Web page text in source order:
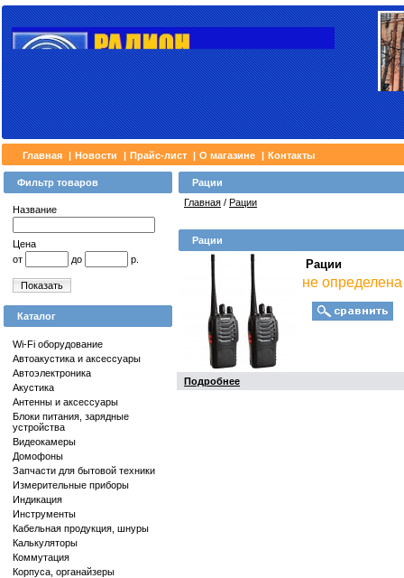
Главная | Новости | Прайс-лист | О магазине | Контакты
Фильтр товаров
Название
Цена
от
до р.
Показать
Каталог
Wi-Fi оборудование
Автоакустика и аксессуары
Автоэлектроника
Акустика
Антенны и аксессуары
Блоки питания, зарядные
устройства
Видеокамеры
Домофоны
Запчасти для бытовой техники
Измерительные приборы
Индикация
Инструменты
Кабельная продукция, шнуры
Калькуляторы
Коммутация
Корпуса, органайзеры
Рации
Главная / Рации
Рации
Рации
не определена
Подробнее